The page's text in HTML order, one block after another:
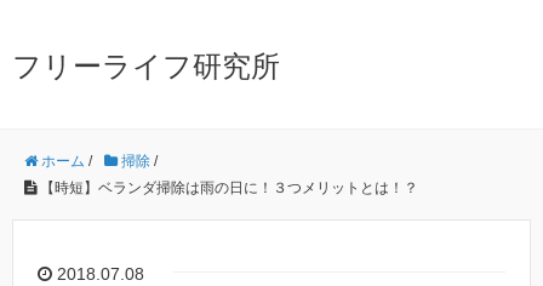
フリーライフ研究所
ホーム / 掃除 /
【時短】ベランダ掃除は雨の日に！３つメリットとは！？
2018.07.08